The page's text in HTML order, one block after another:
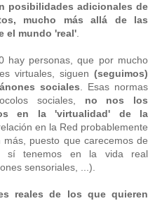
posibilidades adicionales de
mucho más allá de las
el mundo 'real'.
hay personas, que por mucho
virtuales, siguen (seguimos)
sociales. Esas normas
sociales, no nos los
en la 'virtualidad' de la
en la Red probablemente
puesto que carecemos de
sí tenemos en la vida real
sensoriales, ...).
reales de los que quieren